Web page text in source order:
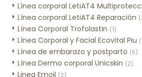
Línea corporal LetiAT4
Línea corporal LetiAT4 Reparación
Línea Corporal Trofolastin (1)
Línea Corporal y Facial Ecovital Piu
Línea de embarazo y postparto (5)
Línea Dermo corporal Unicskin (2)
Linea Emoil (2)